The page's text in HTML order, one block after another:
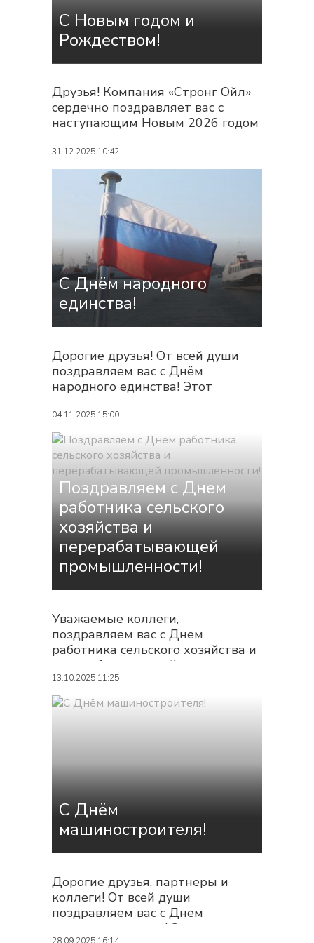
самыми сложными задачами...
С Новым годом и
Рождеством!
Друзья! Компания «Стронг Ойл»
сердечно поздравляет вас с
наступающим Новым 2026 годом
Рождества! Желаем, чтобы в
новом году ваша техника
работала безотказно, а все планы
реализовывались легко и
успешно. Пусть в ваших домах
царит уют, в делах —
уверенность,...
31.12.2025 10:42
С Днём народного
единства!
Дорогие друзья! От всей души
поздравляем вас с Днём
народного единства! Этот
великой силе единства, которая
на протяжении веков помогала
нашему народу преодолевать
любые трудности. Пожелаем
каждому из нас жить и
развиваться в атмосфере
сплоченности и
взаимопонимания. Пусть...
04.11.2025 15:00
Поздравляем с Днем
работника сельского
хозяйства и
перерабатывающей
промышленности!
Уважаемые коллеги,
поздравляем вас с Днем
работника сельского хозяйства и
перерабатывающей
промышленности! От лица всего
коллектива компании «Стронг
Ойл» хотим выразить
внося неоценимый вклад в
развитие...
13.10.2025 11:25
С Днём
машиностроителя!
Дорогие друзья, партнеры и
коллеги! От всей души
поздравляем вас с Днем
машиностроителя! Этот